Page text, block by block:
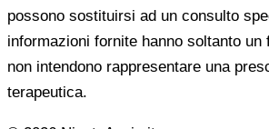
possono sostituirsi ad un consulto
informazioni fornite hanno soltanto un
non intendono rappresentare una
terapeutica.